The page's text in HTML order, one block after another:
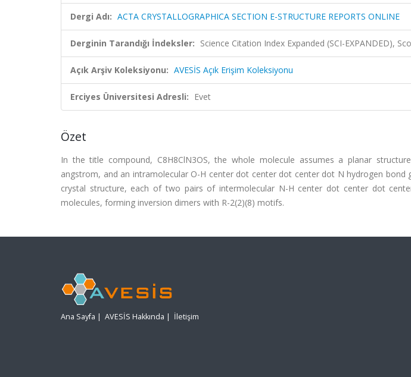
Dergi Adı: ACTA CRYSTALLOGRAPHICA SECTION E-STRUCTURE REPORTS ONLINE
Derginin Tarandığı İndeksler: Science Citation Index Expanded (SCI-EXPANDED),
Açık Arşiv Koleksiyonu: AVESİS Açık Erişim Koleksiyonu
Erciyes Üniversitesi Adresli: Evet
Özet
In the title compound, C8H8ClN3OS, the whole molecule assumes a planar
angstrom, and an intramolecular O-H center dot center dot center dot N hydrogen bond
crystal structure, each of two pairs of intermolecular N-H center dot center dot
molecules, forming inversion dimers with R-2(2)(8) motifs.
Ana Sayfa | AVESİS Hakkında | İletişim